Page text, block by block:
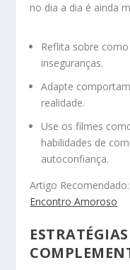
no dia a dia é ainda
Reflita sobre
inseguranças.
Adapte
realidade.
Use os filmes
habilidades de
autoconfiança.
Artigo
Encontro Amoroso